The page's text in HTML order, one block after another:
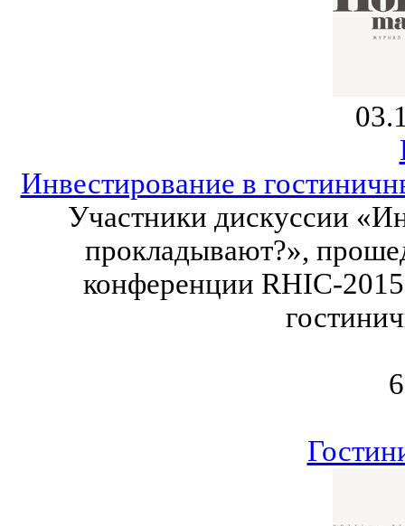
Инвестирование в
Участники дискуссии
прокладывают?»,
конференции RHIC-